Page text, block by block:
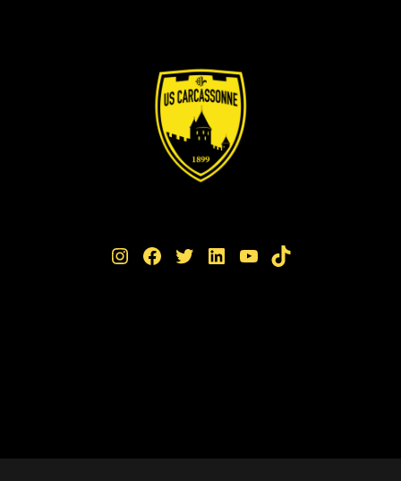
Instagram Facebook Twitter LinkedIn YouTube TikTok